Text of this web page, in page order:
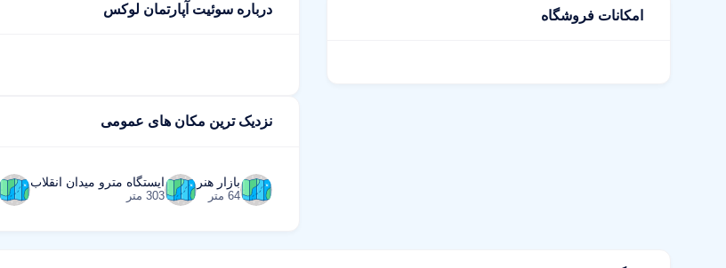
امکانات فروشگاه درباره سوئیت آپارتمان لوکس
نزدیک ترین مکان های عمومی
بازار هنر
64 متر
ایستگاه مترو میدان انقلاب
303 متر